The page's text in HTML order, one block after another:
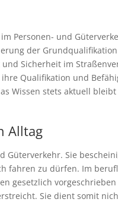
Personen- und
der
Sicherheit im
Qualifikation und
Wissen stets aktuell
Alltag
Sie
zu dürfen. Im
gesetzlich
Sie dient somit